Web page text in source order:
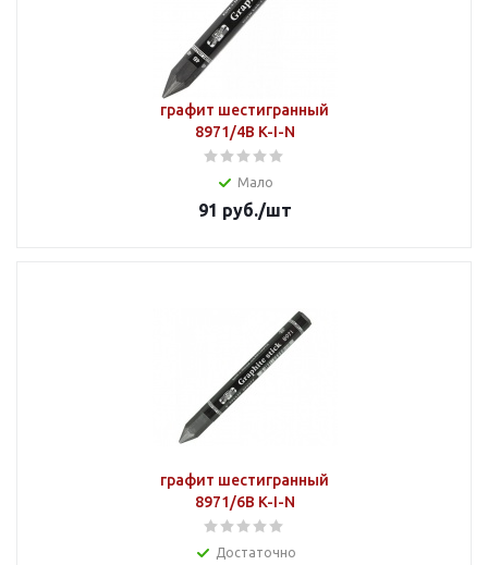
графит шестигранный
8971/4В K-I-N
Мало
91 руб./шт
графит шестигранный
8971/6В K-I-N
Достаточно